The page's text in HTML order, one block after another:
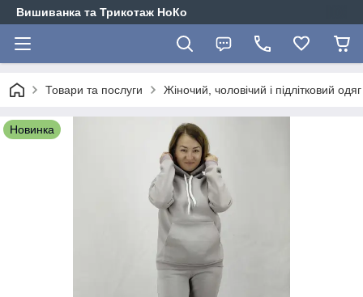
Вишиванка та Трикотаж НоКо
Товари та послуги Жіночий, чоловічий і підлітковий
Новинка